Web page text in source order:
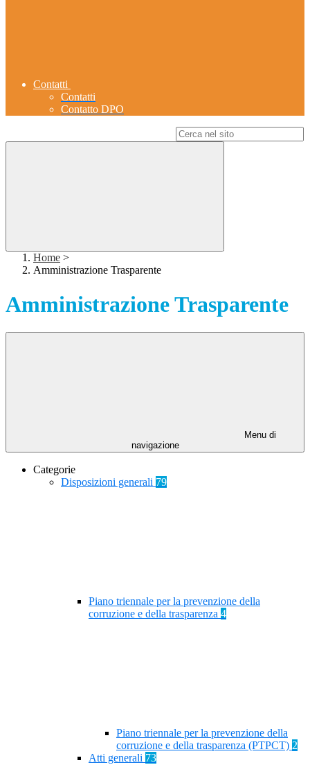
Contatti
Contatti
Contatto DPO
Home >
Amministrazione Trasparente
Amministrazione Trasparente
Menu di
navigazione
Categorie
Disposizioni generali 79
Piano triennale per la prevenzione della
corruzione e della trasparenza 4
Piano triennale per la prevenzione della
corruzione e della trasparenza (PTPCT) 2
Atti generali 73